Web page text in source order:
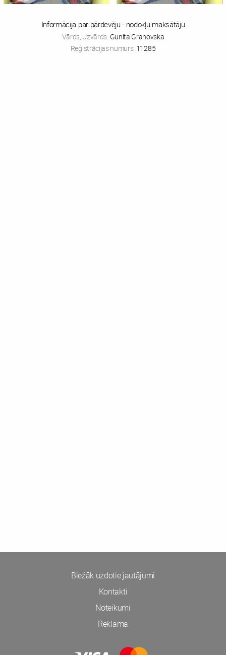
Informācija par pārdevēju - nodokļu maksātāju
Vārds, Uzvārds: Gunita Granovska
Reģistrācijas numurs: 11285
Biežāk uzdotie jautājumi
Kontakti
Noteikumi
Reklāma